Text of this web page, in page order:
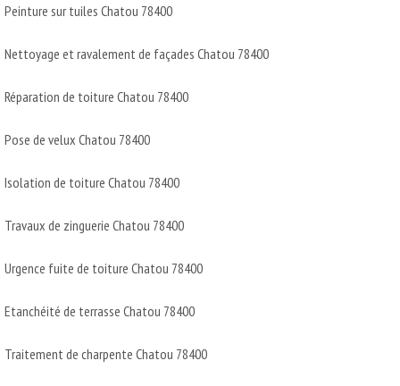
Peinture sur tuiles Chatou 78400
Nettoyage et ravalement de façades Chatou 78400
Réparation de toiture Chatou 78400
Pose de velux Chatou 78400
Isolation de toiture Chatou 78400
Travaux de zinguerie Chatou 78400
Urgence fuite de toiture Chatou 78400
Etanchéité de terrasse Chatou 78400
Traitement de charpente Chatou 78400